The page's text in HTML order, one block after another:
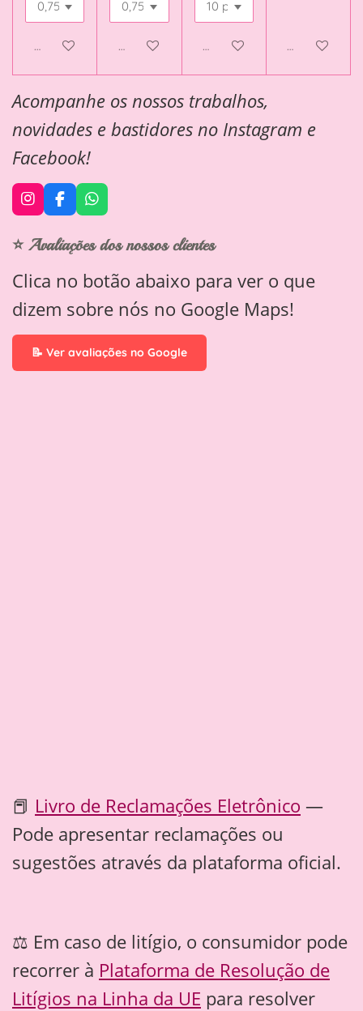
Adicionar ao carrinhoAdicionar ao carrinho
Veja detalhes Adicionar ao
Acompanhe os nossos trabalhos,
novidades e bastidores no Instagram e
Facebook!
I
n
t
g
r
a
F
a
c
e
o
o
k
W
h
t
A
p
p
⭐ Avaliações dos nossos clientes
Clica no botão abaixo para ver o que
dizem sobre nós no Google Maps!
📝 Ver avaliações no Google
📕 Livro de Reclamações Eletrônico —
Pode apresentar reclamações ou
sugestões através da plataforma oficial.
⚖️ Em caso de litígio, o consumidor pode
recorrer à Plataforma de Resolução de
Litígios na Linha da UE para resolver